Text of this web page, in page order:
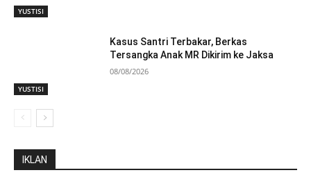
YUSTISI
YUSTISI
Kasus Santri Terbakar, Berkas
Tersangka Anak MR Dikirim ke Jaksa
08/08/2026
IKLAN